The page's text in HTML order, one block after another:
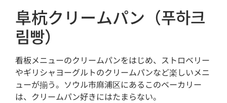
阜杭クリームパン（푸하크
림빵）
看板メニューのクリームパンをはじめ、ストロベリー
やギリシャヨーグルトのクリームパンなど楽しいメニ
ューが揃う。ソウル市麻浦区にあるこのベーカリー
は、クリームパン好きにはたまらない。